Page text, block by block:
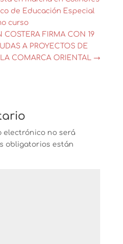
de Educación Especial
curso
COSTERA FIRMA CON 19
A PROYECTOS DE
COMARCA ORIENTAL →
electrónico no será
obligatorios están